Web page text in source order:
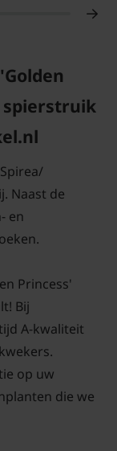
die
in de
het blad
goed in
worden
op
loopt de
In de herfst
valt het
spierstruik
Naast de
en
Princess'
Bij
A-kwaliteit
op uw
die we